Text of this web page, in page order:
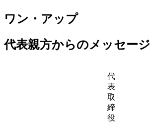
ワン・アップ
代表親方からのメッセージ
代
表
取
締
役